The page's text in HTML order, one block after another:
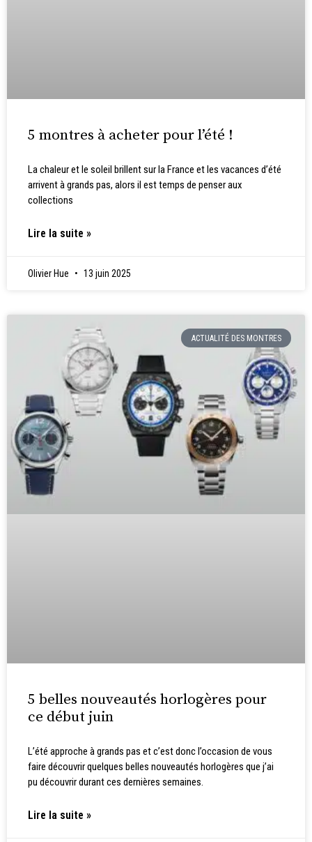
5 montres à acheter pour l’été !
La chaleur et le soleil brillent sur la France et les vacances d’été
arrivent à grands pas, alors il est temps de penser aux
collections
Lire la suite »
Olivier Hue 13 juin 2025
ACTUALITÉ DES MONTRES
5 belles nouveautés horlogères pour
ce début juin
L’été approche à grands pas et c’est donc l’occasion de vous
faire découvrir quelques belles nouveautés horlogères que j’ai
pu découvrir durant ces dernières semaines.
Lire la suite »